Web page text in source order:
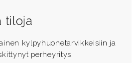
tiloja
kylpyhuonetarvikkeisiin ja
perheyritys.